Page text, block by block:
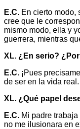
E.C. En cierto modo,
cree que le
mismo modo, ella y
guerrera, mientras
XL. ¿En serio?
E.C. ¡Pues
de ser en la vida real.
XL. ¿Qué papel
E.C. Mi padre
no me ilusionara en